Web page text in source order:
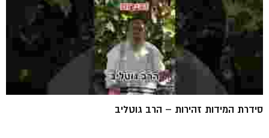
סידרת המידות זהירות – הרב גוטליב